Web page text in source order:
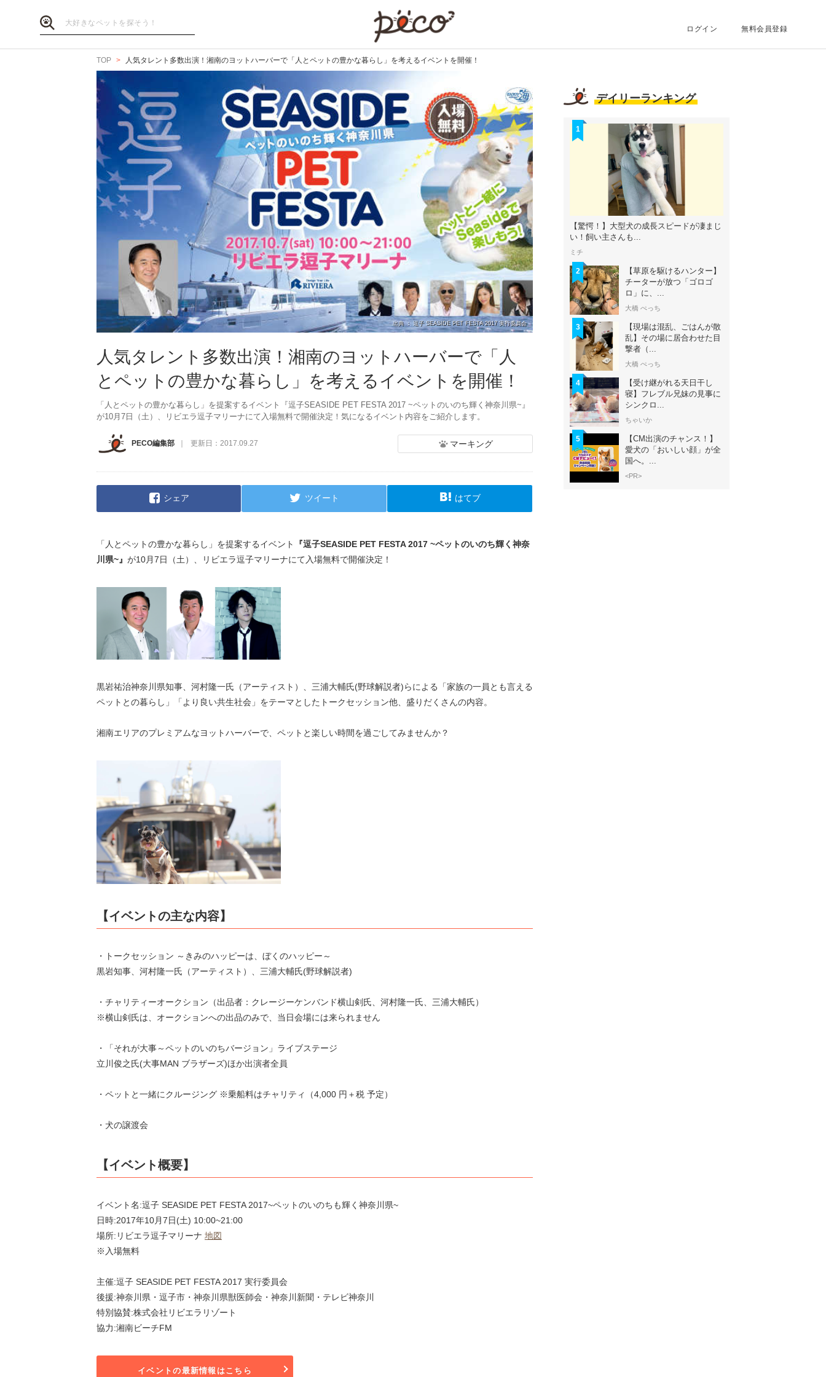
ログイン 無料会員登録
TOP 人気タレント多数出演！湘南のヨットハーバーで「人とペットの豊かな暮らし」を考えるイベントを開催！
出典 ： 逗子 SEASIDE PET FESTA 2017 実行委員会
人気タレント多数出演！湘南のヨットハーバーで「人
とペットの豊かな暮らし」を考えるイベントを開催！
「人とペットの豊かな暮らし」を提案するイベント『逗子SEASIDE PET FESTA 2017 ~ペットのいのち輝く神奈川県~』
が10月7日（土）、リビエラ逗子マリーナにて入場無料で開催決定！気になるイベント内容をご紹介します。
PECO編集部 更新日： 2017.09.27 マーキング
シェア ツイート はてブ
「人とペットの豊かな暮らし」を提案するイベント
『逗子SEASIDE PET FESTA 2017 ~ペットのいのち輝く神奈
川県~』 が10月7日（土）、リビエラ逗子マリーナにて入場無料で開催決定！
黒岩祐治神奈川県知事、河村隆一氏（アーティスト）、三浦大輔氏(野球解説者)らによる「家族の一員とも言える
ペットとの暮らし」「より良い共生社会」をテーマとしたトークセッション他、盛りだくさんの内容。
湘南エリアのプレミアムなヨットハーバーで、ペットと楽しい時間を過ごしてみませんか？
【イベントの主な内容】
・トークセッション ～きみのハッピーは、ぼくのハッピー～
黒岩知事、河村隆一氏（アーティスト）、三浦大輔氏(野球解説者)
・チャリティーオークション（出品者：クレージーケンバンド横山剣氏、河村隆一氏、三浦大輔氏）
※横山剣氏は、オークションへの出品のみで、当日会場には来られません
・「それが大事～ペットのいのちバージョン」ライブステージ
立川俊之氏(大事MAN ブラザーズ)ほか出演者全員
・ペットと一緒にクルージング ※乗船料はチャリティ（4,000 円＋税 予定）
・犬の譲渡会
【イベント概要】
イベント名:逗子 SEASIDE PET FESTA 2017~ペットのいのちも輝く神奈川県~
日時:2017年10月7日(土) 10:00~21:00
場所:リビエラ逗子マリーナ 地図
※入場無料
主催:逗子 SEASIDE PET FESTA 2017 実行委員会
後援:神奈川県・逗子市・神奈川県獣医師会・神奈川新聞・テレビ神奈川
特別協賛:株式会社リビエラリゾート
協力:湘南ビーチFM
イベントの最新情報はこちら
デイリーランキング
1
【驚愕！】大型犬の成長スピードが凄まじ
い！飼い主さんも...
ミチ
2
【草原を駆けるハンター】
チーターが放つ「ゴロゴ
ロ」に、...
大橋 ぺっち
3
【現場は混乱、ごはんが散
乱】その場に居合わせた目
撃者（...
大橋 ぺっち
4
【受け継がれる天日干し
寝】フレブル兄妹の見事に
シンクロ...
ちゃいか
5
【CM出演のチャンス！】
愛犬の「おいしい顔」が全
国へ。...
<PR>